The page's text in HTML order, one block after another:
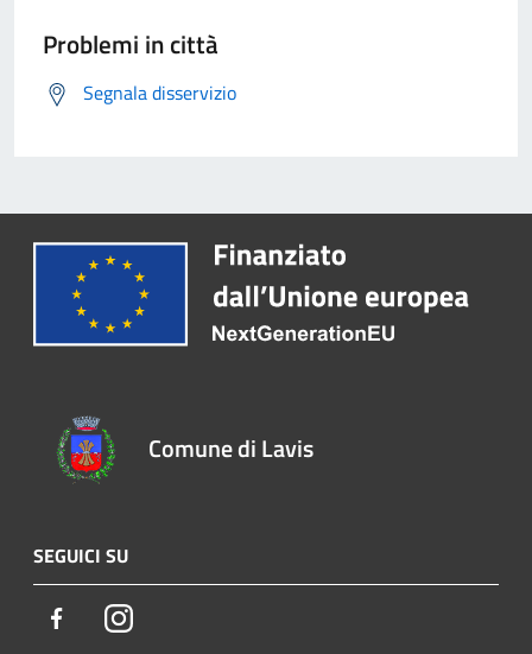
Problemi in città
Segnala disservizio
Comune di Lavis
SEGUICI SU
FacebookInstagram